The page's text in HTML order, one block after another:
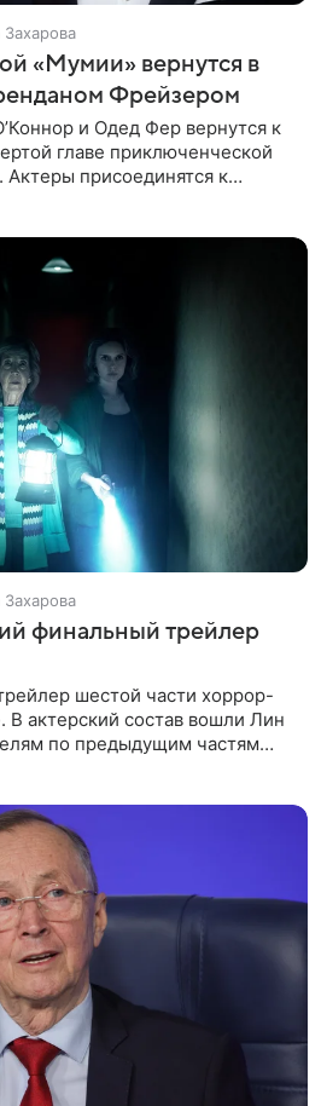
Захарова
«Мумии» вернутся в
Фрейзером
и Одед Фер вернутся к
главе приключенческой
присоединятся к
Захарова
финальный трейлер
шестой части хоррор-
В актерский состав вошли Лин
по предыдущим частям